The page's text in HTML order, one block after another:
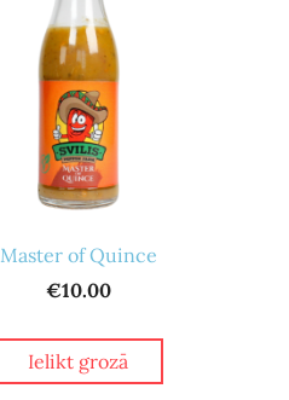
Master of Quince
€10.00
Ielikt grozā